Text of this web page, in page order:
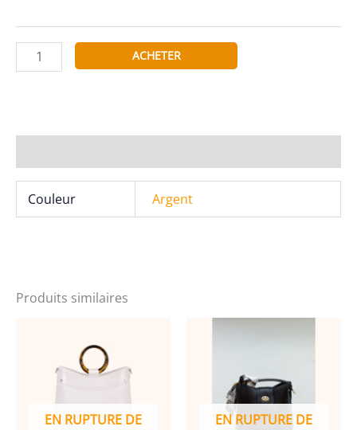
quantité
de
à
main
ACHETER
Couleur Argent
Produits similaires
EN RUPTURE DE
EN RUPTURE DE